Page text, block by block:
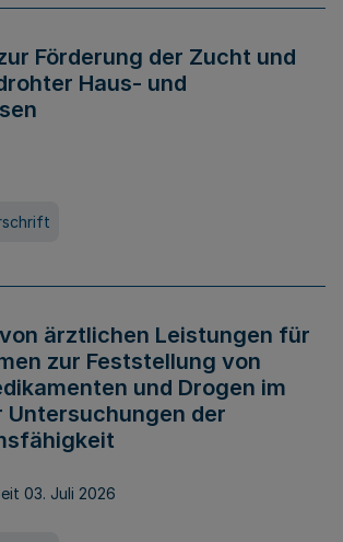
Förderung der Zucht und
Haus- und
ärztlichen Leistungen für
zur Feststellung von
und Drogen im
Untersuchungen der
03. Juli 2026